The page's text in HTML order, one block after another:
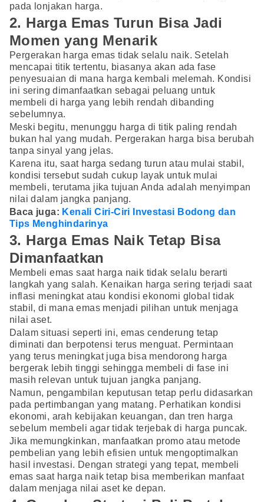
pada lonjakan harga.
2. Harga Emas Turun Bisa Jadi
Momen yang Menarik
Pergerakan harga emas tidak selalu naik. Setelah
mencapai titik tertentu, biasanya akan ada fase
penyesuaian di mana harga kembali melemah. Kondisi
ini sering dimanfaatkan sebagai peluang untuk
membeli di harga yang lebih rendah dibanding
sebelumnya.
Meski begitu, menunggu harga di titik paling rendah
bukan hal yang mudah. Pergerakan harga bisa berubah
tanpa sinyal yang jelas.
Karena itu, saat harga sedang turun atau mulai stabil,
kondisi tersebut sudah cukup layak untuk mulai
membeli, terutama jika tujuan Anda adalah menyimpan
nilai dalam jangka panjang.
Baca juga: Kenali Ciri-Ciri Investasi Bodong dan
Tips Menghindarinya
3. Harga Emas Naik Tetap Bisa
Dimanfaatkan
Membeli emas saat harga naik tidak selalu berarti
langkah yang salah. Kenaikan harga sering terjadi saat
inflasi meningkat atau kondisi ekonomi global tidak
stabil, di mana emas menjadi pilihan untuk menjaga
nilai aset.
Dalam situasi seperti ini, emas cenderung tetap
diminati dan berpotensi terus menguat. Permintaan
yang terus meningkat juga bisa mendorong harga
bergerak lebih tinggi sehingga membeli di fase ini
masih relevan untuk tujuan jangka panjang.
Namun, pengambilan keputusan tetap perlu didasarkan
pada pertimbangan yang matang. Perhatikan kondisi
ekonomi, arah kebijakan keuangan, dan tren harga
sebelum membeli agar tidak terjebak di harga puncak.
Jika memungkinkan, manfaatkan promo atau metode
pembelian yang lebih efisien untuk mengoptimalkan
hasil investasi. Dengan strategi yang tepat, membeli
emas saat harga naik tetap bisa memberikan manfaat
dalam menjaga nilai aset ke depan.